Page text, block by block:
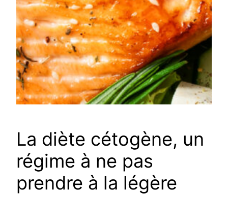
La diète cétogène, un
régime à ne pas
prendre à la légère